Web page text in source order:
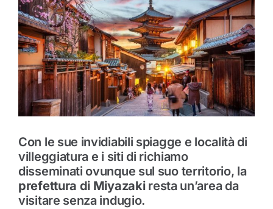
immagine
Con le sue invidiabili spiagge e località di
villeggiatura e i siti di richiamo
disseminati ovunque sul suo territorio, la
prefettura di Miyazakiresta un’area da
visitare senza indugio.